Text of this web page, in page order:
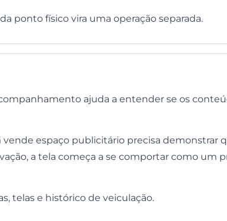
ponto físico vira uma operação separada.
ajuda a entender se os
espaço publicitário precisa demonstrar
a tela começa a se comportar como um
telas e histórico de veiculação.